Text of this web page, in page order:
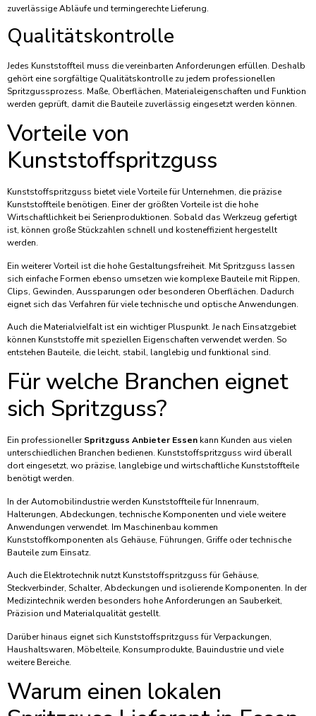
zuverlässige Abläufe und termingerechte Lieferung.
Qualitätskontrolle
Jedes Kunststoffteil muss die vereinbarten Anforderungen erfüllen. Deshalb
gehört eine sorgfältige Qualitätskontrolle zu jedem professionellen
Spritzgussprozess. Maße, Oberflächen, Materialeigenschaften und Funktion
werden geprüft, damit die Bauteile zuverlässig eingesetzt werden können.
Vorteile von
Kunststoffspritzguss
Kunststoffspritzguss bietet viele Vorteile für Unternehmen, die präzise
Kunststoffteile benötigen. Einer der größten Vorteile ist die hohe
Wirtschaftlichkeit bei Serienproduktionen. Sobald das Werkzeug gefertigt
ist, können große Stückzahlen schnell und kosteneffizient hergestellt
werden.
Ein weiterer Vorteil ist die hohe Gestaltungsfreiheit. Mit Spritzguss lassen
sich einfache Formen ebenso umsetzen wie komplexe Bauteile mit Rippen,
Clips, Gewinden, Aussparungen oder besonderen Oberflächen. Dadurch
eignet sich das Verfahren für viele technische und optische Anwendungen.
Auch die Materialvielfalt ist ein wichtiger Pluspunkt. Je nach Einsatzgebiet
können Kunststoffe mit speziellen Eigenschaften verwendet werden. So
entstehen Bauteile, die leicht, stabil, langlebig und funktional sind.
Für welche Branchen eignet
sich Spritzguss?
Ein professionellerSpritzguss Anbieter Essen kann Kunden aus vielen
unterschiedlichen Branchen bedienen. Kunststoffspritzguss wird überall
dort eingesetzt, wo präzise, langlebige und wirtschaftliche Kunststoffteile
benötigt werden.
In der Automobilindustrie werden Kunststoffteile für Innenraum,
Halterungen, Abdeckungen, technische Komponenten und viele weitere
Anwendungen verwendet. Im Maschinenbau kommen
Kunststoffkomponenten als Gehäuse, Führungen, Griffe oder technische
Bauteile zum Einsatz.
Auch die Elektrotechnik nutzt Kunststoffspritzguss für Gehäuse,
Steckverbinder, Schalter, Abdeckungen und isolierende Komponenten. In der
Medizintechnik werden besonders hohe Anforderungen an Sauberkeit,
Präzision und Materialqualität gestellt.
Darüber hinaus eignet sich Kunststoffspritzguss für Verpackungen,
Haushaltswaren, Möbelteile, Konsumprodukte, Bauindustrie und viele
weitere Bereiche.
Warum einen lokalen